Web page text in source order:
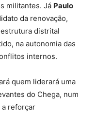
militantes. Já Paulo
da renovação,
distrital
na autonomia das
internos.
quem liderará uma
do Chega, num
reforçar